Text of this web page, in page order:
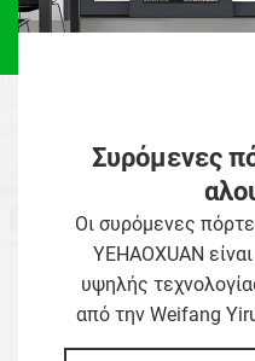
Κιόσκι από
Το κιόσκι από
Minimalist
κατασκευαστή κιόσκι.
κράμα